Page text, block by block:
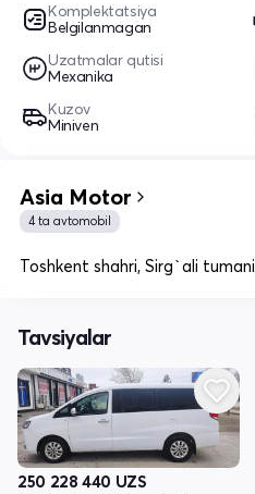
Komplektatsiya
Belgilanmagan
Uzatmalar qutisi
Mexanika
Kuzov
Miniven
Asia Motor
4 ta avtomobil
Toshkent shahri, Sirg`ali tumani
Tavsiyalar
250 228 440 UZS